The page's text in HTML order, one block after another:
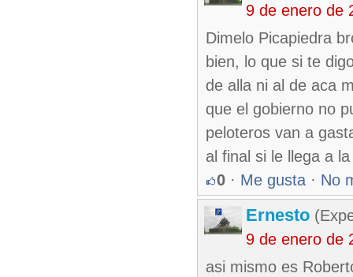
9 de enero de
Dimelo Picapiedra
bien, lo que si te
de alla ni al de aca
que el gobierno no
peloteros van a
al final si le llega a
0 · Me gusta · No
Ernesto
9 de enero de
asi mismo es